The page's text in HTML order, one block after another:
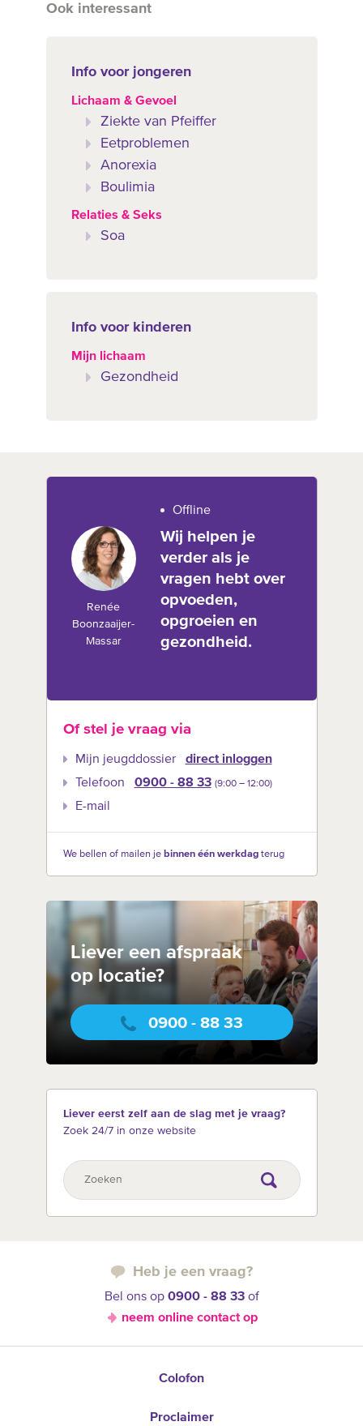
Ook interessant
Info voor jongeren
Lichaam & Gevoel
Ziekte van Pfeiffer
Eetproblemen
Anorexia
Boulimia
Relaties & Seks
Soa
Info voor kinderen
Mijn lichaam
Gezondheid
Renée
Boonzaaijer-
Massar
Offline
Wij helpen je
verder als je
vragen hebt over
opvoeden,
opgroeien en
gezondheid.
Of stel je vraag via
Mijn jeugddossier
direct inloggen
Telefoon
0900 - 88 33 (9:00 –‍ 12:00)
E-mail
We bellen of mailen je binnen één werkdagterug
Liever een afspraak
op locatie?
0900 - 88 33
Liever eerst zelf aan de slag met je vraag?
Zoek 24/7 in onze website
Heb je een vraag?
Bel ons op 0900 - 88 33of
neem online contact op
Colofon
Proclaimer